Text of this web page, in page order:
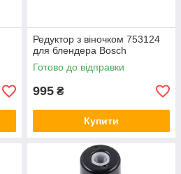
Редуктор з віночком 753124
для блендера Bosch
Готово до відправки
995 ₴
Купити